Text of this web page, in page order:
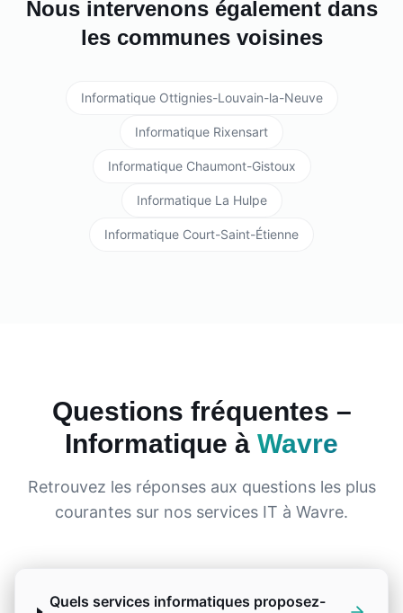
Nous intervenons également dans
les communes voisines
Informatique Ottignies-Louvain-la-Neuve
Informatique Rixensart
Informatique Chaumont-Gistoux
Informatique La Hulpe
Informatique Court-Saint-Étienne
Questions fréquentes –
Informatique à Wavre
Retrouvez les réponses aux questions les plus
courantes sur nos services IT à Wavre.
Quels services informatiques proposez-